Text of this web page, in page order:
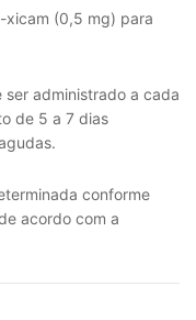
xicam (0,5 mg) para
administrado a cada
de 5 a 7 dias
conforme
acordo com a